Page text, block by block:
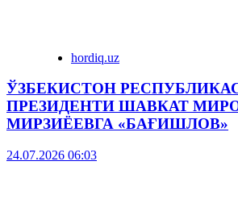
hordiq.uz
ЎЗБЕКИСТОН
ПРЕЗИДЕНТИ ШАВКАТ
МИРЗИЁЕВГА «БАҒИШЛОВ»
24.07.2026 06:03